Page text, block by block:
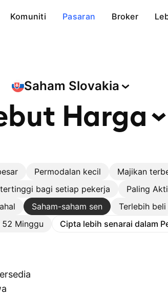
Komuniti Pasaran Broker
Saham Slovakia
Harga
Permodalan kecil Majikan
bagi setiap pekerja Paling
Saham-saham sen Terlebih beli
52 Minggu Cipta lebih senarai dalam